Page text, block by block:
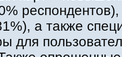
а также
для